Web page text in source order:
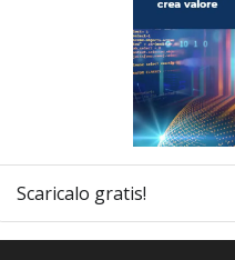
Scaricalo gratis!